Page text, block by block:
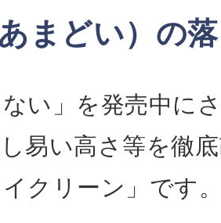
まどい）の
ない」を発売中に
易い高さ等を徹
クリーン」です